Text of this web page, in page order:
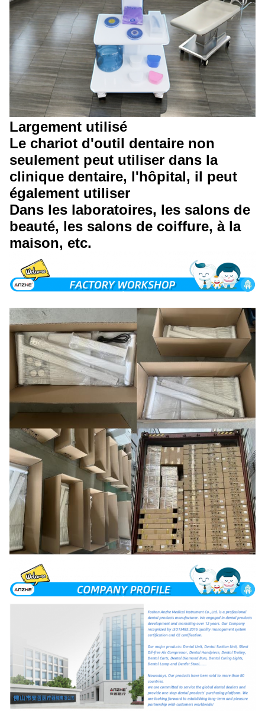
Largement utilisé
Le chariot d'outil dentaire non
seulement peut utiliser dans la
clinique dentaire, l'hôpital, il peut
également utiliser
Dans les laboratoires, les salons de
beauté, les salons de coiffure, à la
maison, etc.